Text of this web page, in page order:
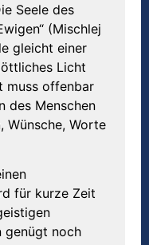
Seele des
(Mischlej
gleicht einer
Licht
muss offenbar
des Menschen
Wünsche, Worte
für kurze Zeit
genügt noch